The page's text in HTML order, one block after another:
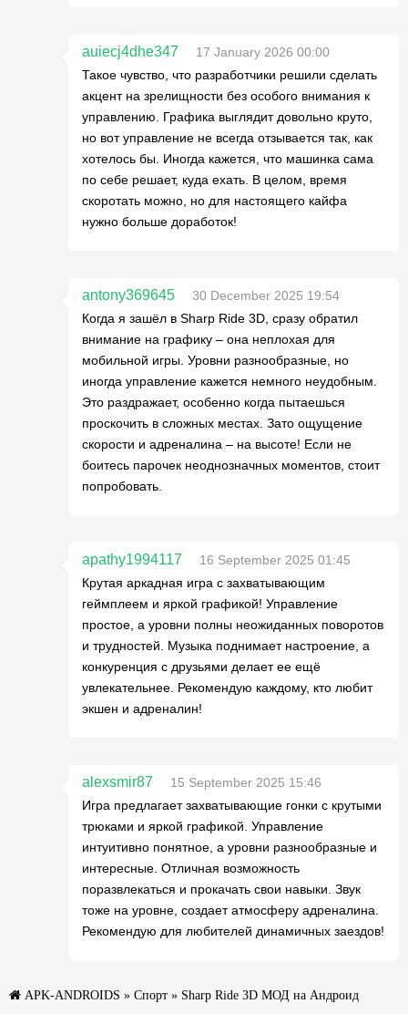
auiecj4dhe347
17 January 2026 00:00
Такое чувство, что разработчики решили сделать
акцент на зрелищности без особого внимания к
управлению. Графика выглядит довольно круто,
но вот управление не всегда отзывается так, как
хотелось бы. Иногда кажется, что машинка сама
по себе решает, куда ехать. В целом, время
скоротать можно, но для настоящего кайфа
нужно больше доработок!
antony369645
30 December 2025 19:54
Когда я зашёл в Sharp Ride 3D, сразу обратил
внимание на графику – она неплохая для
мобильной игры. Уровни разнообразные, но
иногда управление кажется немного неудобным.
Это раздражает, особенно когда пытаешься
проскочить в сложных местах. Зато ощущение
скорости и адреналина – на высоте! Если не
боитесь парочек неоднозначных моментов, стоит
попробовать.
apathy1994117
16 September 2025 01:45
Крутая аркадная игра с захватывающим
геймплеем и яркой графикой! Управление
простое, а уровни полны неожиданных поворотов
и трудностей. Музыка поднимает настроение, а
конкуренция с друзьями делает ее ещё
увлекательнее. Рекомендую каждому, кто любит
экшен и адреналин!
alexsmir87
15 September 2025 15:46
Игра предлагает захватывающие гонки с крутыми
трюками и яркой графикой. Управление
интуитивно понятное, а уровни разнообразные и
интересные. Отличная возможность
поразвлекаться и прокачать свои навыки. Звук
тоже на уровне, создает атмосферу адреналина.
Рекомендую для любителей динамичных заездов!
APK-ANDROIDS » Спорт » Sharp Ride 3D МОД на Андроид